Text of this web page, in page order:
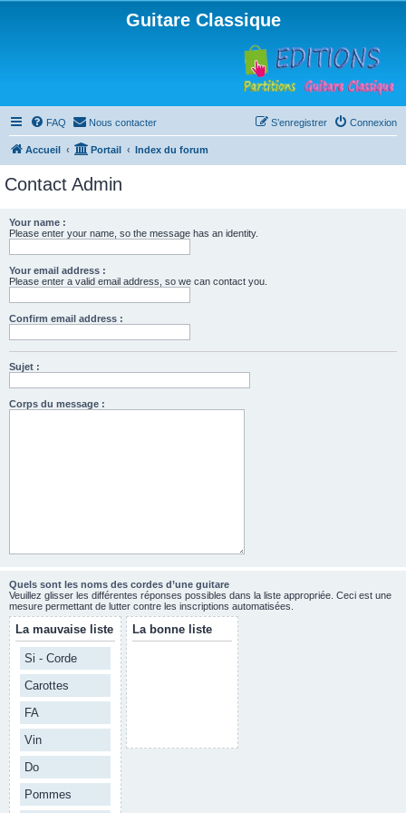
Guitare Classique
FAQ Nous contacter Connexion
S’enregistrer
Accueil Portail Index du forum
Contact Admin
Your name :
Please enter your name, so the message has an identity.
Your email address :
Please enter a valid email address, so we can contact you.
Confirm email address :
Sujet :
Corps du message :
Quels sont les noms des cordes d’une guitare
Veuillez glisser les différentes réponses possibles dans la liste appropriée. Ceci est une
mesure permettant de lutter contre les inscriptions automatisées.
La mauvaise liste
Si - Corde
Carottes
FA
Vin
Do
Pommes
La bonne liste